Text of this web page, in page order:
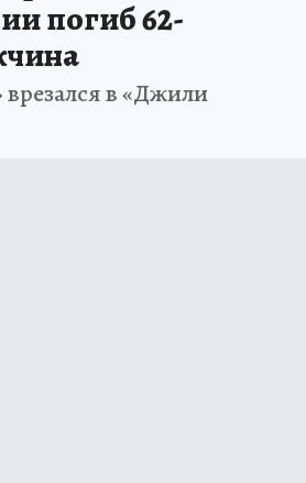
погиб 62-
в «Джили